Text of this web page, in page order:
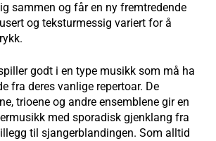
sammen og får en ny fremtredende
og teksturmessig variert for å
godt i en type musikk som må ha
fra deres vanlige repertoar. De
trioene og andre ensemblene gir en
med sporadisk gjenklang fra
til sjangerblandingen. Som alltid